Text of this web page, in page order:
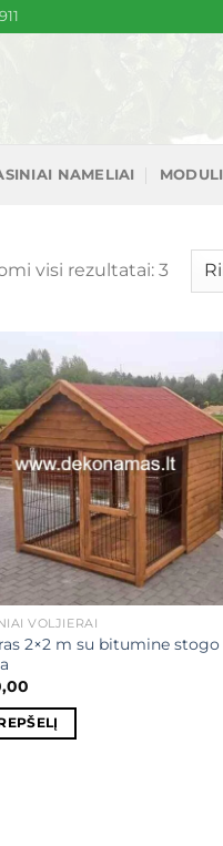
NAMELIAI
visi rezultatai: 3
pagal
Mėgstamiausias
VOLJIERAI
2×2 m su bitumine stogo